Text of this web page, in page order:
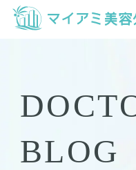
BLOG